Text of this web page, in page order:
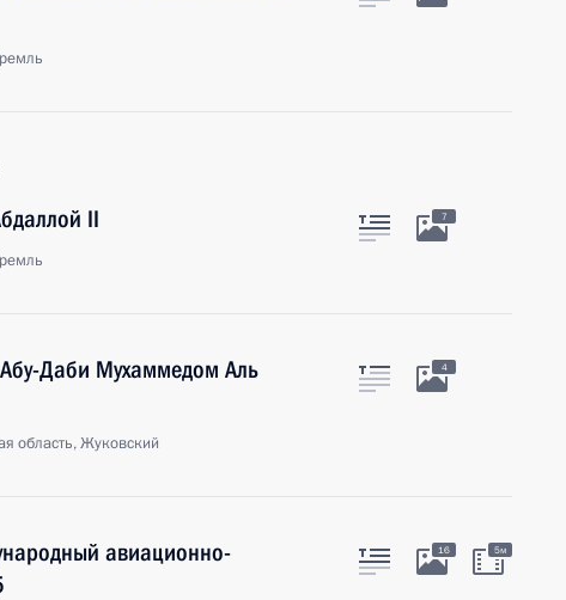
II
7
Даби Мухаммедом Аль
область, Жуковский
4
авиационно-
16 5м